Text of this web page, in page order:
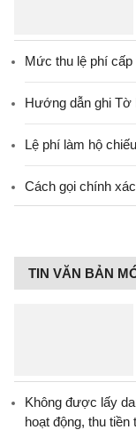
Mức thu lệ phí
Hướng dẫn ghi Tờ
Lệ phí làm hộ
Cách gọi chính
TIN VĂN BẢN
Không được lấy
hoạt động, thu tiền